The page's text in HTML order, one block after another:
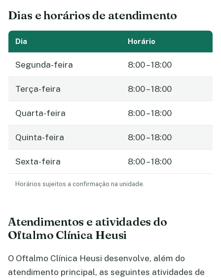
Dias e horários de atendimento
Dia Horário
Segunda-feira 8:00 – 18:00
Terça-feira 8:00 – 18:00
Quarta-feira 8:00 – 18:00
Quinta-feira 8:00 – 18:00
Sexta-feira 8:00 – 18:00
Horários sujeitos a confirmação na unidade.
Atendimentos e atividades do
Oftalmo Clínica Heusi
O Oftalmo Clínica Heusi desenvolve, além do
atendimento principal, as seguintes atividades de